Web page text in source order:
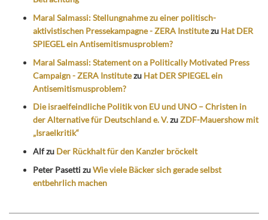
Maral Salmassi: Stellungnahme zu einer politisch-
aktivistischen Pressekampagne - ZERA Institutezu Hat DER
SPIEGEL ein Antisemitismusproblem?
Maral Salmassi: Statement on a Politically Motivated Press
Campaign - ZERA Institutezu Hat DER SPIEGEL ein
Antisemitismusproblem?
Die israelfeindliche Politik von EU und UNO – Christen in
der Alternative für Deutschland e. V.zuZDF-Mauershow mit
„Israelkritik“
Alfzu Der Rückhalt für den Kanzler bröckelt
Peter PasettizuWie viele Bäcker sich gerade selbst
entbehrlich machen